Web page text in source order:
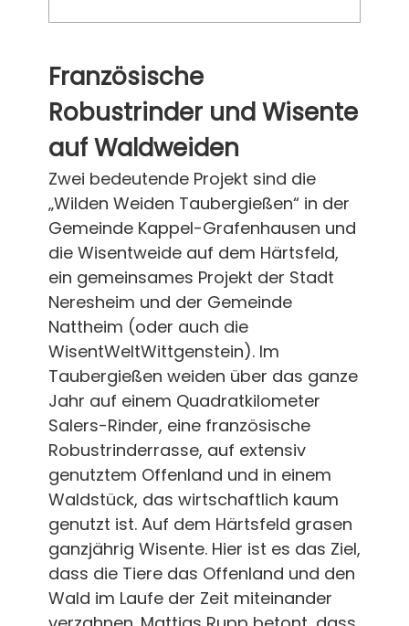
Französische
Robustrinder und Wisente
auf Waldweiden
Zwei bedeutende Projekt sind die
„Wilden Weiden Taubergießen“ in der
Gemeinde Kappel-Grafenhausen und
die Wisentweide auf dem Härtsfeld,
ein gemeinsames Projekt der Stadt
Neresheim und der Gemeinde
Nattheim (oder auch die
WisentWeltWittgenstein). Im
Taubergießen weiden über das ganze
Jahr auf einem Quadratkilometer
Salers-Rinder, eine französische
Robustrinderrasse, auf extensiv
genutztem Offenland und in einem
Waldstück, das wirtschaftlich kaum
genutzt ist. Auf dem Härtsfeld grasen
ganzjährig Wisente. Hier ist es das Ziel,
dass die Tiere das Offenland und den
Wald im Laufe der Zeit miteinander